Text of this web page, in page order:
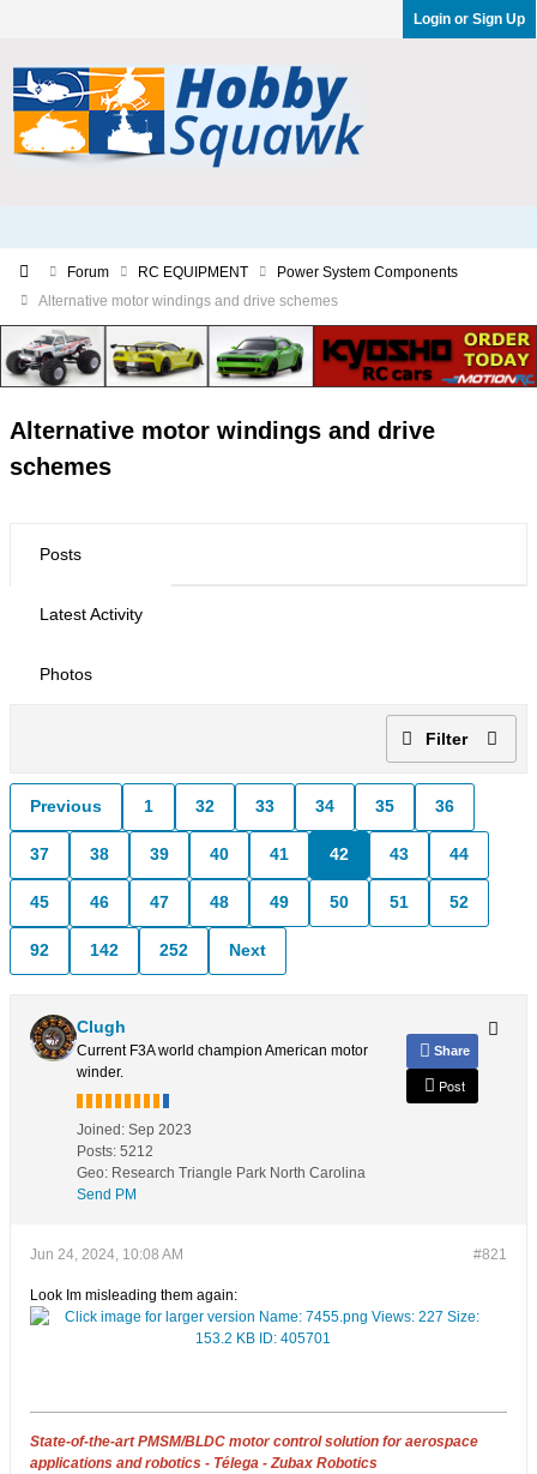
Login or Sign Up
Forum RC EQUIPMENT
Power System Components
Alternative motor windings and drive schemes
Alternative motor windings and drive
schemes
Posts
Latest Activity
Photos
Filter
Previous 1 32 33 34 35 36
37 38 39 40 41 42 43 44
45 46 47 48 49 50 51 52
92 142 252 Next
Clugh
Current F3A world champion American motor
winder.
Joined: Sep 2023
Posts: 5212
Geo: Research Triangle Park North Carolina
Send PM
Share
Post
#821
Jun 24, 2024, 10:08 AM
Look Im misleading them again:
State-of-the-art PMSM/BLDC motor control solution for aerospace
applications and robotics - Télega - Zubax Robotics